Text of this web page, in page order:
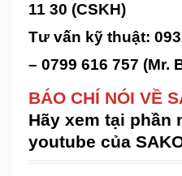
11 30 (CSKH)
Tư vấn kỹ thuật:
– 0799 616 757 (Mr.
BÁO CHÍ NÓI VỀ
Hãy xem tại phần
youtube của